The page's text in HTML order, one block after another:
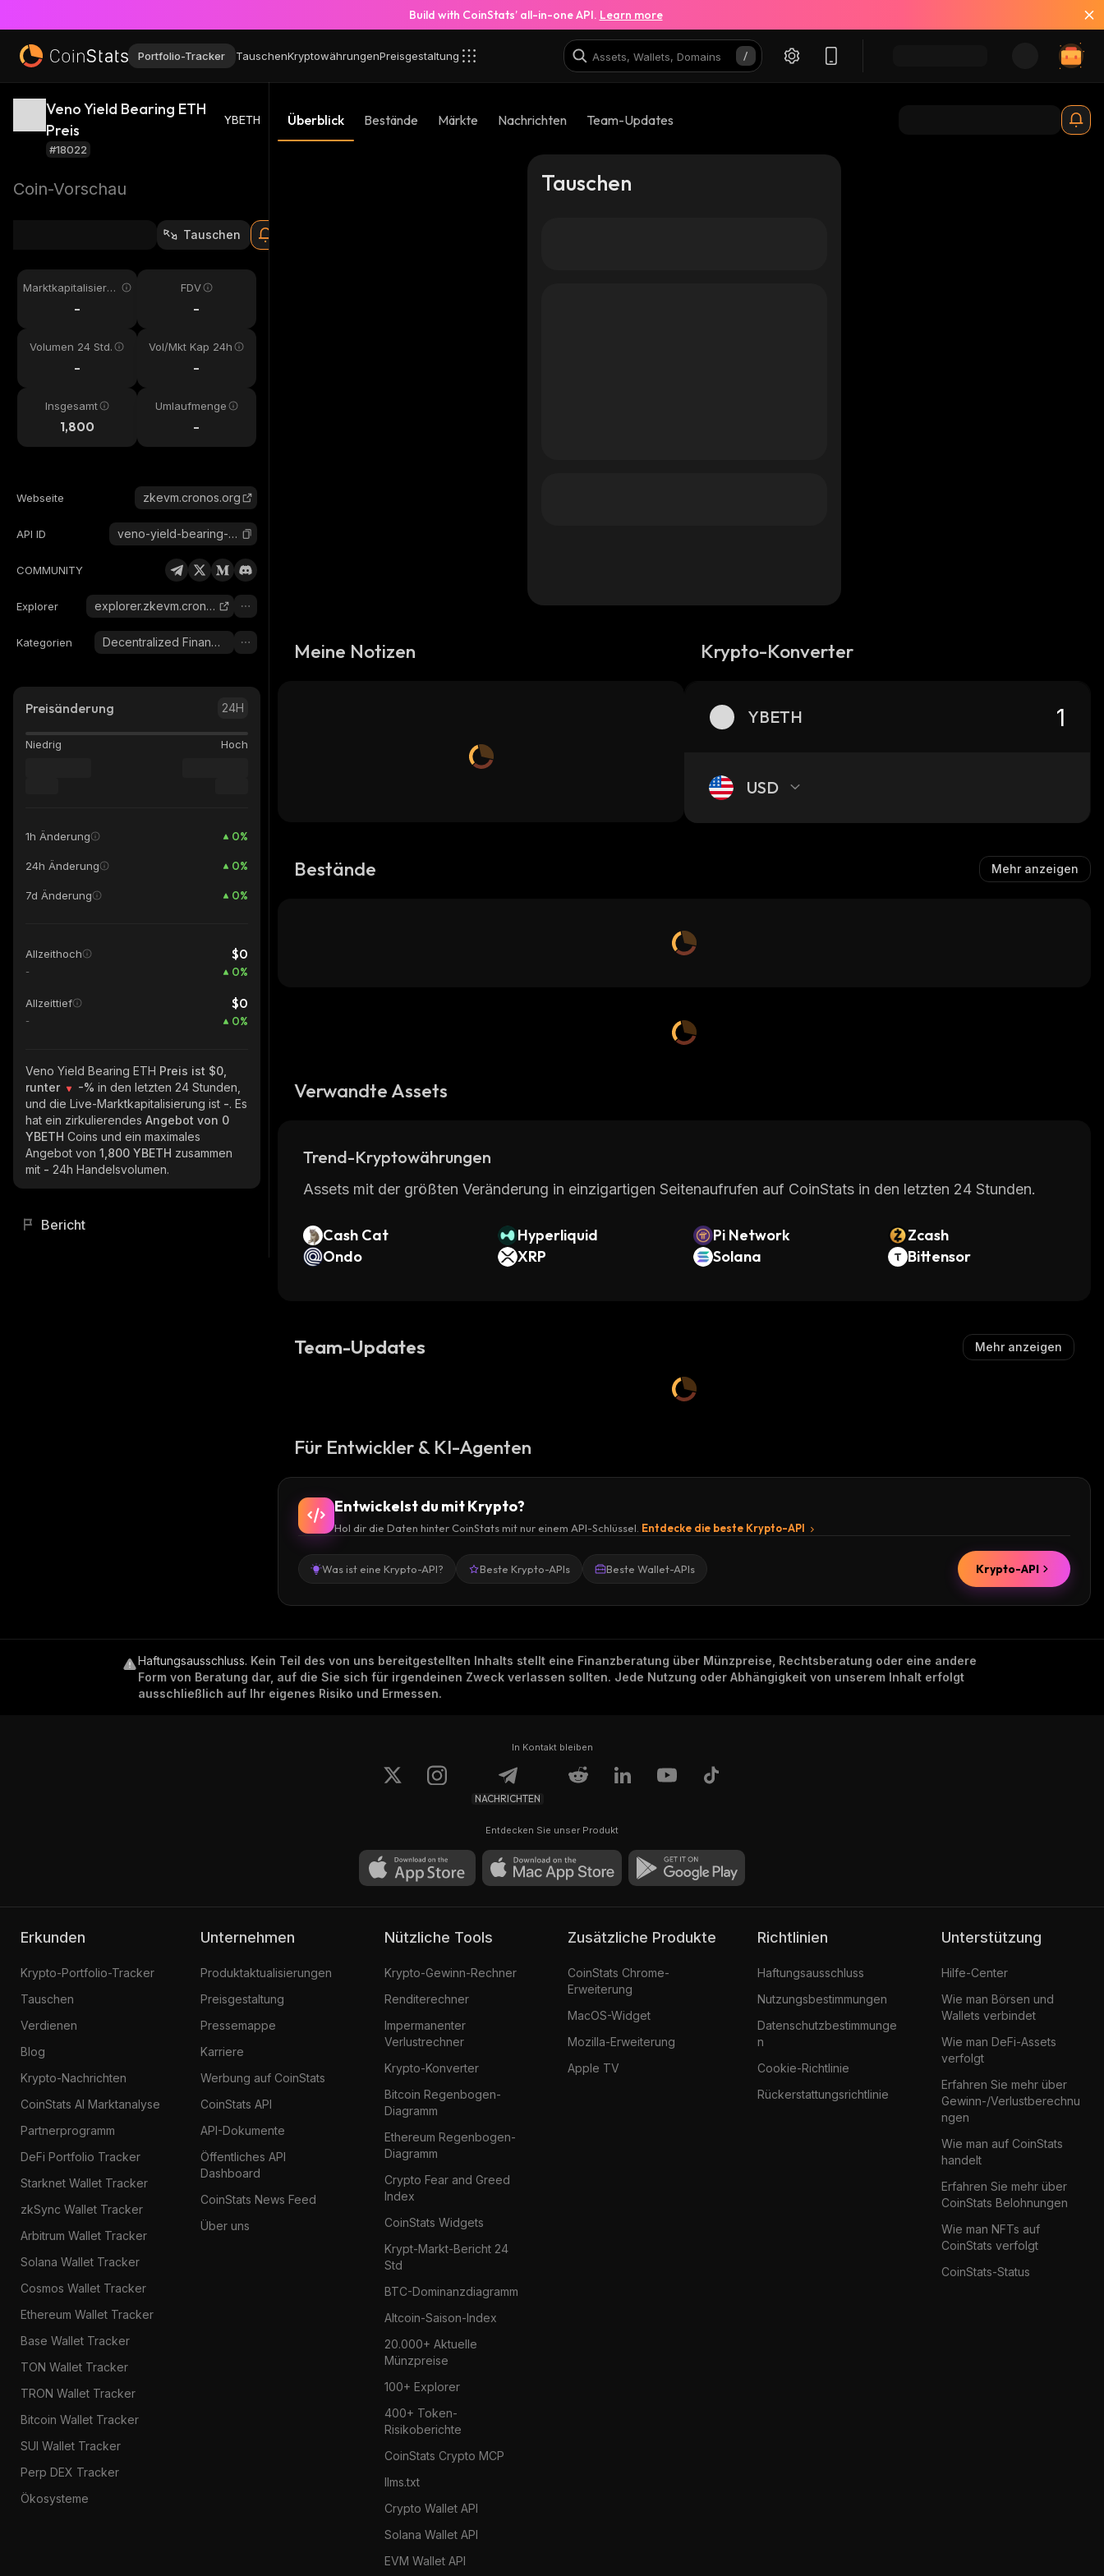
Build with CoinStats’ all-in-one API. Learn more
Portfolio-Tracker TauschenKryptowährungenPreisgestaltung
Veno Yield Bearing ETH
Preis
YBETH
#18022
Coin-Vorschau
Tauschen
Marktkapitalisieru
-
FDV
-
Volumen 24 Std.
-
Vol/Mkt Kap 24h
-
Insgesamt
1,800
Umlaufmenge
-
Webseite zkevm.cronos.org
API ID veno-yield-bearing-eth
COMMUNITY
Explorer explorer.zkevm.cronos.org
Kategorien Decentralized Finance (DeFi)
Preisänderung 24H
Niedrig Hoch
1h Änderung 0%
24h Änderung 0%
7d Änderung 0%
Allzeithoch $0
- 0%
Allzeittief $0
- 0%
Veno Yield Bearing ETH Preis ist $0,
runter
-% in den letzten 24 Stunden,
und die Live-Marktkapitalisierung ist -. Es
hat ein zirkulierendes Angebot von 0
YBETH Coins und ein maximales
Angebot von 1,800 YBETH zusammen
mit - 24h Handelsvolumen.
Bericht
Überblick Bestände Märkte Nachrichten Team-Updates
Tauschen
Meine Notizen Krypto-Konverter
YBETH
USD
Bestände Mehr anzeigen
Verwandte Assets
Trend-Kryptowährungen
Assets mit der größten Veränderung in einzigartigen Seitenaufrufen auf CoinStats in den letzten 24 Stunden.
Cash Cat Hyperliquid Pi Network
Zcash
Ondo
XRP Solana Bittensor
Team-Updates Mehr anzeigen
Für Entwickler & KI-Agenten
Entwickelst du mit Krypto?
Hol dir die Daten hinter CoinStats mit nur einem API-Schlüssel. Entdecke die beste Krypto-API
Was ist eine Krypto-API? Beste Krypto-APIs Beste Wallet-APIs Krypto-API
Haftungsausschluss. Kein Teil des von uns bereitgestellten Inhalts stellt eine Finanzberatung über Münzpreise, Rechtsberatung oder eine andere
Form von Beratung dar, auf die Sie sich für irgendeinen Zweck verlassen sollten. Jede Nutzung oder Abhängigkeit von unserem Inhalt erfolgt
ausschließlich auf Ihr eigenes Risiko und Ermessen.
In Kontakt bleiben
NACHRICHTEN
Entdecken Sie unser Produkt
Erkunden
Krypto-Portfolio-Tracker
Tauschen
Verdienen
Blog
Krypto-Nachrichten
CoinStats AI Marktanalyse
Partnerprogramm
DeFi Portfolio Tracker
Starknet Wallet Tracker
zkSync Wallet Tracker
Arbitrum Wallet Tracker
Solana Wallet Tracker
Cosmos Wallet Tracker
Ethereum Wallet Tracker
Base Wallet Tracker
TON Wallet Tracker
TRON Wallet Tracker
Bitcoin Wallet Tracker
SUI Wallet Tracker
Perp DEX Tracker
Ökosysteme
Unternehmen
Produktaktualisierungen
Preisgestaltung
Pressemappe
Karriere
Werbung auf CoinStats
CoinStats API
API-Dokumente
Öffentliches API
Dashboard
CoinStats News Feed
Über uns
Nützliche Tools
Krypto-Gewinn-Rechner
Renditerechner
Impermanenter
Verlustrechner
Krypto-Konverter
Bitcoin Regenbogen-
Diagramm
Ethereum Regenbogen-
Diagramm
Crypto Fear and Greed
Index
CoinStats Widgets
Krypt-Markt-Bericht 24
Std
BTC-Dominanzdiagramm
Altcoin-Saison-Index
20.000+ Aktuelle
Münzpreise
100+ Explorer
400+ Token-
Risikoberichte
CoinStats Crypto MCP
llms.txt
Crypto Wallet API
Solana Wallet API
EVM Wallet API
Zusätzliche Produkte
CoinStats Chrome-
Erweiterung
MacOS-Widget
Mozilla-Erweiterung
Apple TV
Richtlinien
Haftungsausschluss
Nutzungsbestimmungen
Datenschutzbestimmunge
n
Cookie-Richtlinie
Rückerstattungsrichtlinie
Unterstützung
Hilfe-Center
Wie man Börsen und
Wallets verbindet
Wie man DeFi-Assets
verfolgt
Erfahren Sie mehr über
Gewinn-/Verlustberechnu
ngen
Wie man auf CoinStats
handelt
Erfahren Sie mehr über
CoinStats Belohnungen
Wie man NFTs auf
CoinStats verfolgt
CoinStats-Status